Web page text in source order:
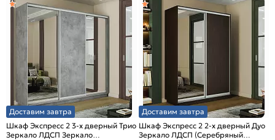
Доставим завтра
Шкаф Экспресс 2 3-х дверный Трио
Зеркало ЛДСП Зеркало
Доставим завтра
Шкаф Экспресс 2 2-х дверный Дуо
Зеркало ЛДСП (Серебряный